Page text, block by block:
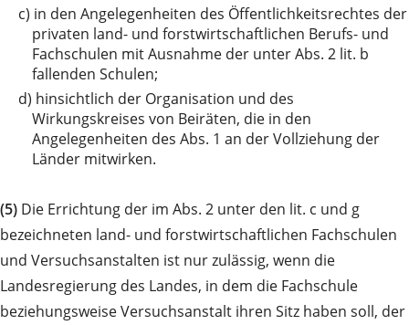
c) in den Angelegenheiten des Öffentlichkeitsrechtes der
privaten land- und forstwirtschaftlichen Berufs- und
Fachschulen mit Ausnahme der unter Abs. 2 lit. b
fallenden Schulen;
d) hinsichtlich der Organisation und des
Wirkungskreises von Beiräten, die in den
Angelegenheiten des Abs. 1 an der Vollziehung der
Länder mitwirken.
(5) Die Errichtung der im Abs. 2 unter den lit. c und g
bezeichneten land- und forstwirtschaftlichen Fachschulen
und Versuchsanstalten ist nur zulässig, wenn die
Landesregierung des Landes, in dem die Fachschule
beziehungsweise Versuchsanstalt ihren Sitz haben soll, der